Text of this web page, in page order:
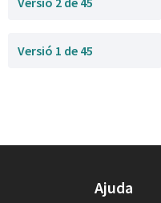
Versió 1 de 45
Ajuda